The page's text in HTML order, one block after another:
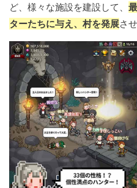
ど、様々な施設を建設して、
ターたちに与え、村を発展さ